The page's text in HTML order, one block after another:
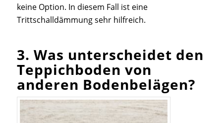
keine Option. In diesem Fall ist eine
Trittschalldämmung sehr hilfreich.
3. Was unterscheidet den
Teppichboden von
anderen Bodenbelägen?